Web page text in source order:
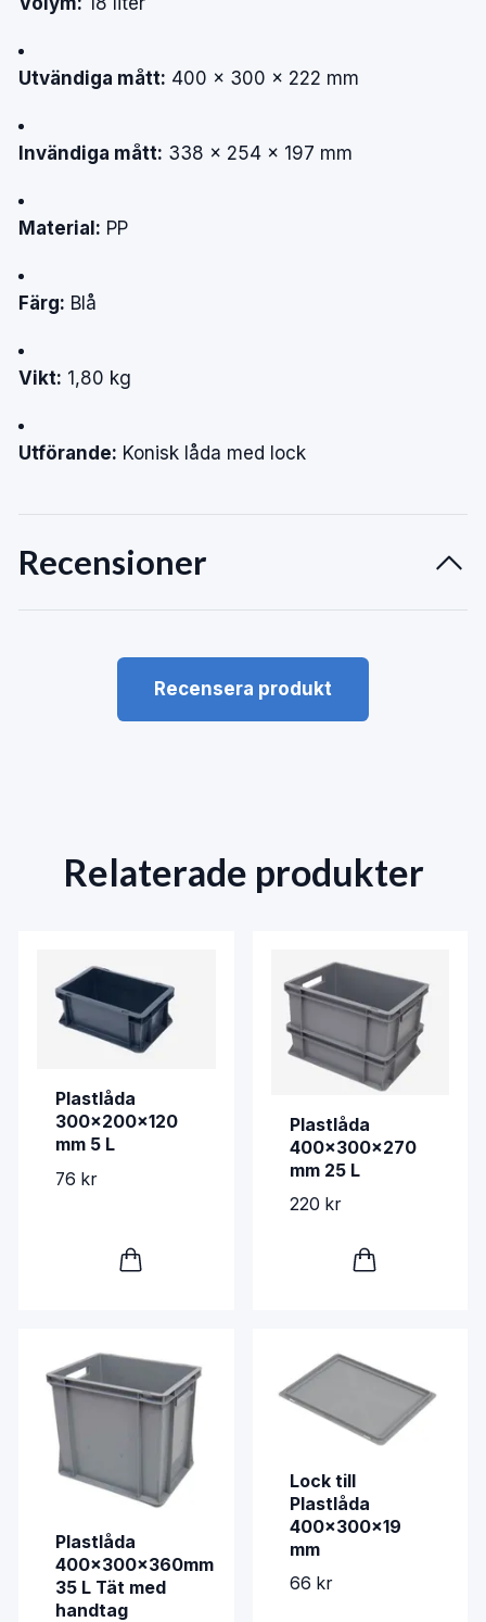
Utvändiga mått: 400 × 300 × 222 mm
Invändiga mått: 338 × 254 × 197 mm
Material: PP
Färg: Blå
Vikt: 1,80 kg
Utförande: Konisk låda med lock
Recensioner
Recensera produkt
Relaterade produkter
Plastlåda
300x200x120
mm 5 L
76 kr
Plastlåda
400x300x270
mm 25 L
220 kr
Plastlåda
400x300x360mm
35 L Tät med
handtag
Lock till
Plastlåda
400x300x19
mm
66 kr